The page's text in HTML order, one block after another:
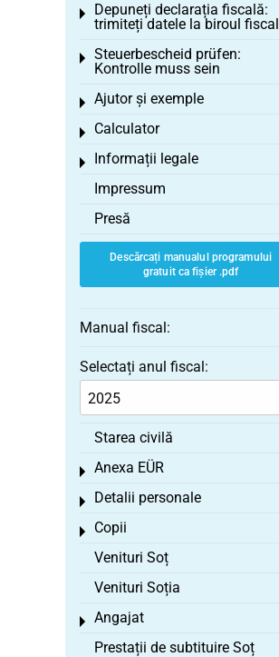
Depuneți declarația fiscală:
trimiteți datele la biroul fiscal
Toggle menu
Steuerbescheid prüfen:
Kontrolle muss sein
Toggle menu
Ajutor și exemple
Toggle menu
Calculator
Toggle menu
Informații legale
Toggle menu
Impressum
Presă
Descărcați manualul programului
gratuit ca fișier .pdf
Manual fiscal:
Selectați anul fiscal:
Starea civilă
Anexa EÜR
Toggle menu
Detalii personale
Toggle menu
Copii
Toggle menu
Venituri Soț
Venituri Soția
Angajat
Toggle menu
Prestații de subtituire Soț